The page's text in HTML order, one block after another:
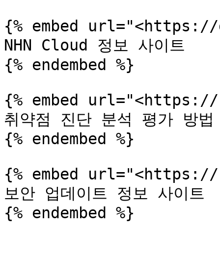
{% embed
NHN Cloud 정보 사이트
{% endembed %}
{% embed
취약점 진단 분석 평가 방법
{% endembed %}
{% embed
보안 업데이트 정보 사이트